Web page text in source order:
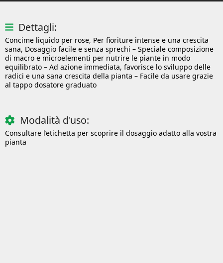
Dettagli:
Concime liquido per rose, Per fioriture intense e una crescita
sana, Dosaggio facile e senza sprechi – Speciale composizione
di macro e microelementi per nutrire le piante in modo
equilibrato – Ad azione immediata, favorisce lo sviluppo delle
radici e una sana crescita della pianta – Facile da usare grazie
al tappo dosatore graduato
Modalità d'uso:
Consultare l’etichetta per scoprire il dosaggio adatto alla vostra
pianta